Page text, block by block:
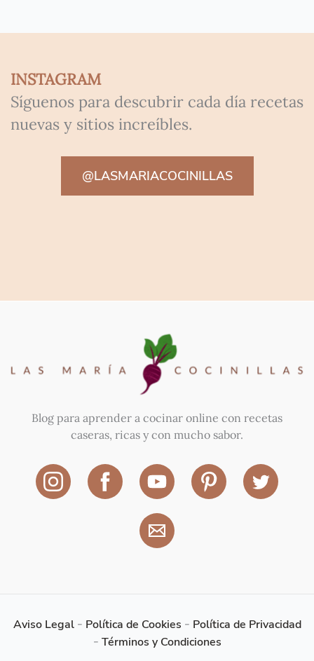
INSTAGRAM
Síguenos para descubrir cada día recetas
nuevas y sitios increíbles.
@LASMARIACOCINILLAS
Blog para aprender a cocinar online con recetas
caseras, ricas y con mucho sabor.
Aviso Legal- Política de Cookies - Política de Privacidad
- Términos y Condiciones